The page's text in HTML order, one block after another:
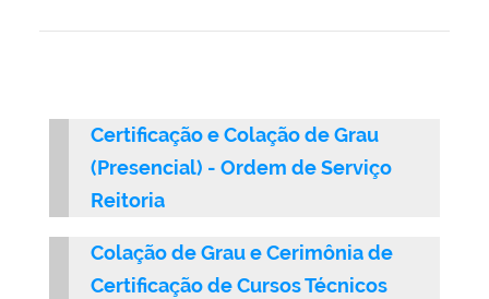
Certificação e Colação de Grau
(Presencial) - Ordem de Serviço
Reitoria
Colação de Grau e Cerimônia de
Certificação de Cursos Técnicos